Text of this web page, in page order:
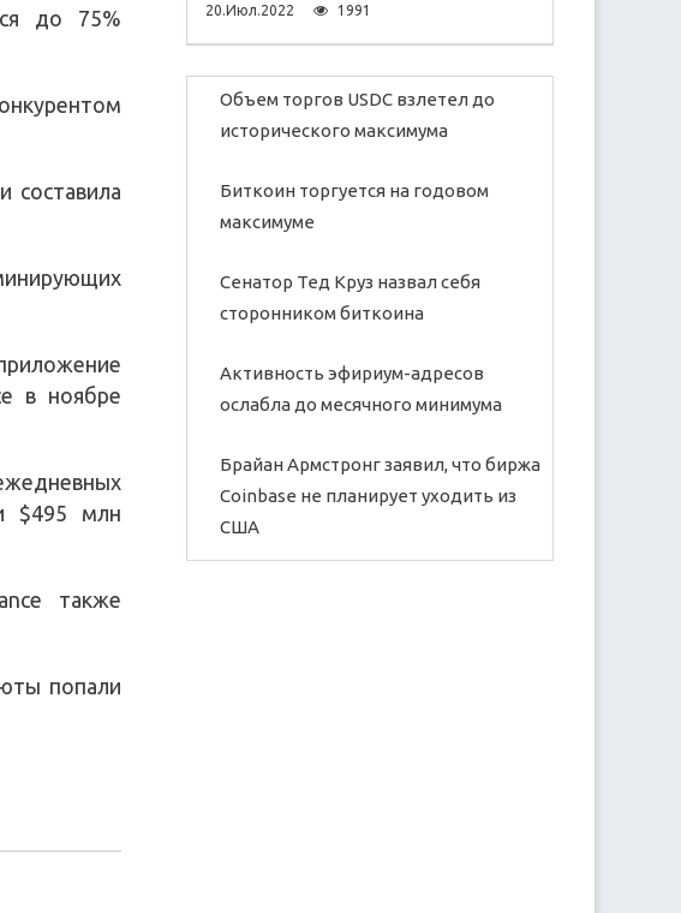
до 75%
в ноябре
$495 млн
также
попали
20.Июл.2022 1991
Объем торгов USDC взлетел до
исторического максимума
Биткоин торгуется на годовом
максимуме
Сенатор Тед Круз назвал себя
сторонником биткоина
Активность эфириум-адресов
ослабла до месячного минимума
Брайан Армстронг заявил, что биржа
Coinbase не планирует уходить из
США